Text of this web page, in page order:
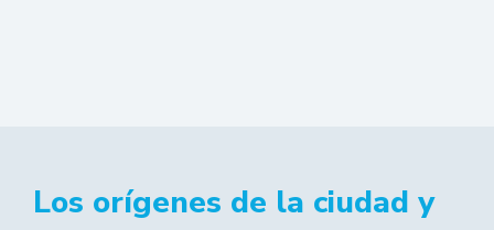
Los orígenes de la ciudad y